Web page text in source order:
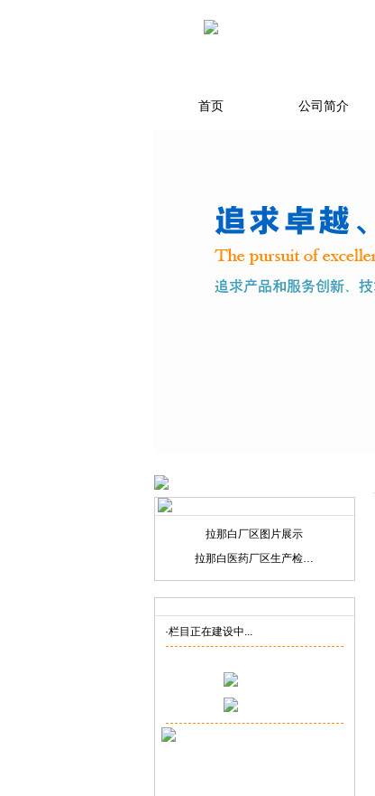
首页 公司简介
拉那白厂区图片展示
拉那白医药厂区生产检…
·栏目正在建设中...